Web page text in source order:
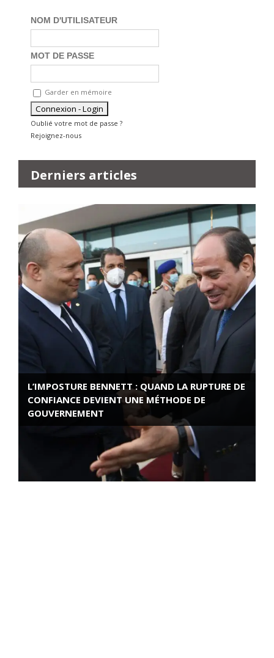
NOM D'UTILISATEUR
MOT DE PASSE
Garder en mémoire
Oublié votre mot de passe ?
Rejoignez-nous
Derniers articles
L’IMPOSTURE BENNETT : QUAND LA RUPTURE DE
CONFIANCE DEVIENT UNE MÉTHODE DE
GOUVERNEMENT
ROSE VALLAND, HEROÏNE DE LA RESISTANCE